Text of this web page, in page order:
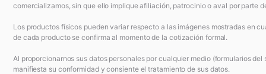
comercializamos, sin que ello implique afiliación, patrocinio o aval por parte
Los productos físicos pueden variar respecto a las imágenes mostradas en
de cada producto se confirma al momento de la cotización formal.
Al proporcionarnos sus datos personales por cualquier medio (formularios
manifiesta su conformidad y consiente el tratamiento de sus datos.